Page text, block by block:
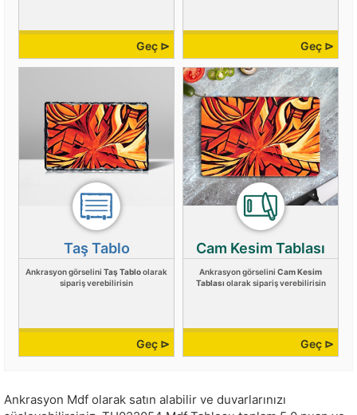
Geç ⊳ Geç ⊳
Taş Tablo
Ankrasyon görselini Taş Tabloolarak
sipariş verebilirisin
Geç ⊳
Cam Kesim Tablası
Ankrasyon görselini Cam Kesim
Tablası olarak sipariş verebilirisin
Geç ⊳
Ankrasyon Mdf olarak satın alabilir ve duvarlarınızı